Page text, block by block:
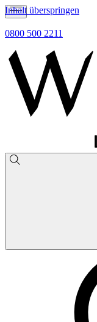
Inhalt überspringen
0800 500 2211